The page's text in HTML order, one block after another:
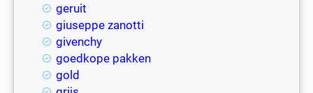
geruit
giuseppe zanotti
givenchy
goedkope pakken
gold